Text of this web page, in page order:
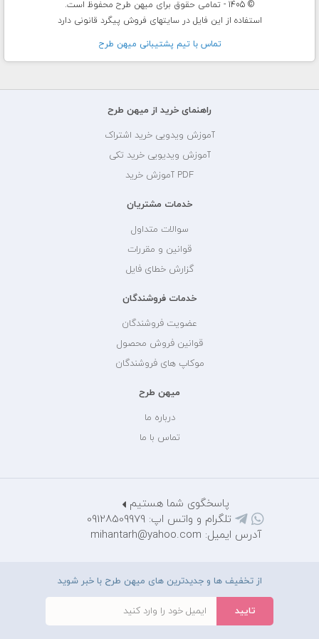
© 1405 - تمامی حقوق برای میهن طرح محفوظ است.
استفاده از این فایل در سایتهای فروش پیگرد قانونی دارد
تماس با تيم پشتيبانی ميهن طرح
راهنمای خرید از میهن طرح
آموزش ویدویی خرید اشتراک
آموزش ویدیویی خرید تکی
PDF آموزش خرید
خدمات مشتریان
سوالات متداول
قوانین و مقررات
گزارش خطای فایل
خدمات فروشندگان
عضویت فروشندگان
قوانین فروش محصول
موکاپ های فروشندگان
میهن طرح
درباره ما
تماس با ما
پاسخگوی شما هستیم
تلگرام و واتس اپ: 09128509979
آدرس ایمیل: mihantarh@yahoo.com
از تخفیف ها و جدیدترین های میهن طرح با خبر شوید